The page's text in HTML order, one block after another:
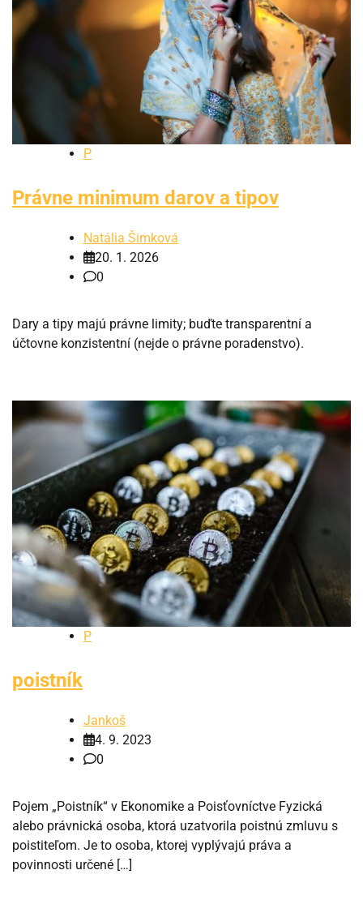
P
Právne minimum darov a tipov
Natália Šimková
20. 1. 2026
0
Dary a tipy majú právne limity; buďte transparentní a
účtovne konzistentní (nejde o právne poradenstvo).
P
poistník
Jankoš
4. 9. 2023
0
Pojem „Poistník“ v Ekonomike a Poisťovníctve Fyzická
alebo právnická osoba, ktorá uzatvorila poistnú zmluvu s
poistiteľom. Je to osoba, ktorej vyplývajú práva a
povinnosti určené […]